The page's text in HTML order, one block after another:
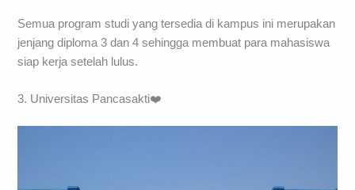
Semua program studi yang tersedia di kampus ini merupakan
jenjang diploma 3 dan 4 sehingga membuat para mahasiswa
siap kerja setelah lulus.
3. Universitas Pancasakti❤️